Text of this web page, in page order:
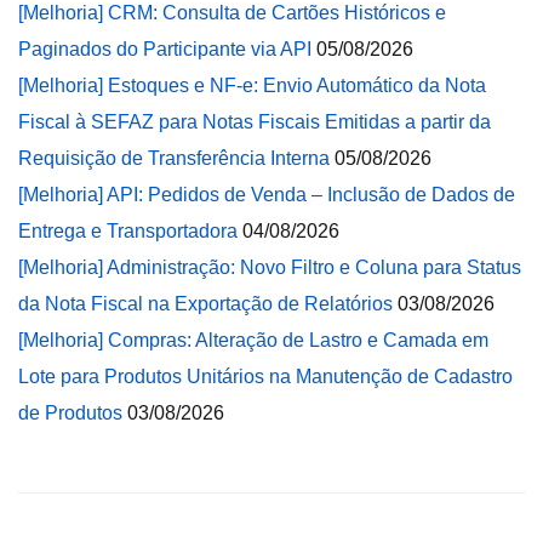
[Melhoria] CRM: Consulta de Cartões Históricos e
Paginados do Participante via API 05/08/2026
[Melhoria] Estoques e NF-e: Envio Automático da Nota
Fiscal à SEFAZ para Notas Fiscais Emitidas a partir da
Requisição de Transferência Interna 05/08/2026
[Melhoria] API: Pedidos de Venda – Inclusão de Dados de
Entrega e Transportadora 04/08/2026
[Melhoria] Administração: Novo Filtro e Coluna para Status
da Nota Fiscal na Exportação de Relatórios 03/08/2026
[Melhoria] Compras: Alteração de Lastro e Camada em
Lote para Produtos Unitários na Manutenção de Cadastro
de Produtos 03/08/2026